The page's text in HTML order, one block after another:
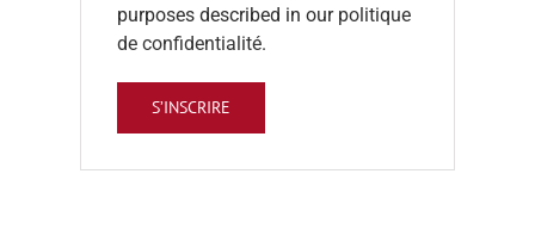
purposes described in our politique
de confidentialité.
S’INSCRIRE